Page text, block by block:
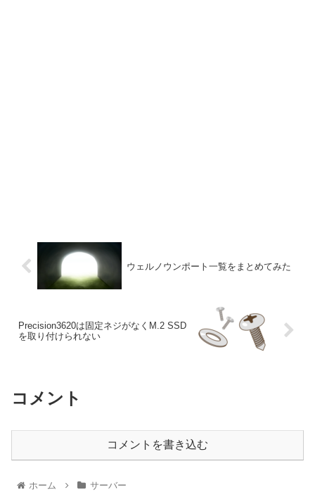
ウェルノウンポート一覧をまとめてみた
Precision3620は固定ネジがなくM.2 SSD
を取り付けられない
コメント
コメントを書き込む
ホーム サーバー